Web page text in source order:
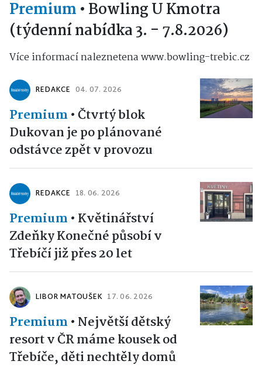
Premium • Bowling U Kmotra
(týdenní nabídka 3. - 7.8.2026)
Více informací naleznetena www.bowling-trebic.cz
REDAKCE 04. 07. 2026
Premium •Čtvrtý blok
Dukovan je po plánované
odstávce zpět v provozu
REDAKCE 18. 06. 2026
Premium • Květinářství
Zdeňky Konečné působí v
Třebíčí již přes 20 let
LIBOR MATOUŠEK 17. 06. 2026
Premium • Největší dětský
resort v ČR máme kousek od
Třebíče, děti nechtěly domů